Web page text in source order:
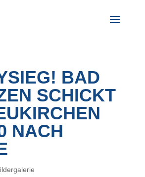
BAD
SCHICKT
NACH